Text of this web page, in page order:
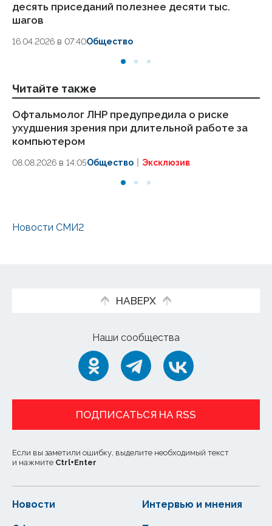
десять приседаний полезнее десяти тыс.
шагов
16.04.2026 в 07:40Общество
Читайте также
Офтальмолог ЛНР предупредила о риске
ухудшения зрения при длительной работе за
компьютером
08.08.2026 в 14:05Общество Эксклюзив
Новости СМИ2
НАВЕРХ
Наши сообщества
ПОДПИСАТЬСЯ НА RSS
Если вы заметили ошибку, выделите необходимый текст
и нажмите Ctrl+Enter
Новости Интервью и мнения